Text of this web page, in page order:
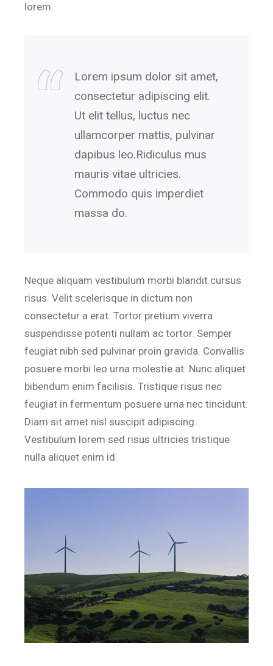
lorem.
Lorem ipsum dolor sit amet,
consectetur adipiscing elit.
Ut elit tellus, luctus nec
ullamcorper mattis, pulvinar
dapibus leo.Ridiculus mus
mauris vitae ultricies.
Commodo quis imperdiet
massa do.
Neque aliquam vestibulum morbi blandit cursus
risus. Velit scelerisque in dictum non
consectetur a erat. Tortor pretium viverra
suspendisse potenti nullam ac tortor. Semper
feugiat nibh sed pulvinar proin gravida. Convallis
posuere morbi leo urna molestie at. Nunc aliquet
bibendum enim facilisis. Tristique risus nec
feugiat in fermentum posuere urna nec tincidunt.
Diam sit amet nisl suscipit adipiscing.
Vestibulum lorem sed risus ultricies tristique
nulla aliquet enim id.